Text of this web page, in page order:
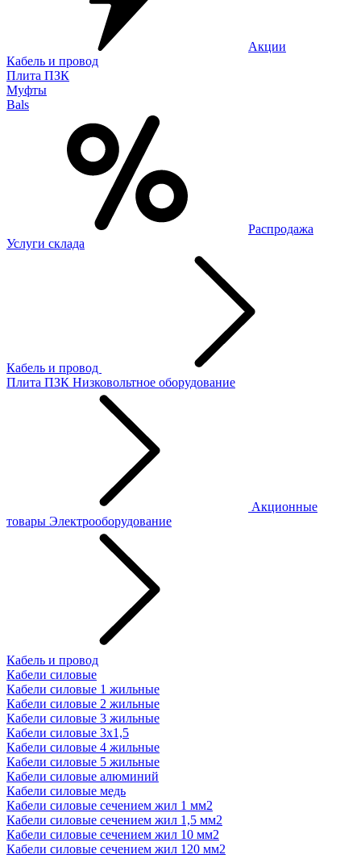
Акции
Кабель и провод
Плита ПЗК
Муфты
Bals
Распродажа
Услуги склада
Кабель и провод
Плита ПЗК Низковольтное оборудование
Акционные
товары Электрооборудование
Кабель и провод
Кабели силовые
Кабели силовые 1 жильные
Кабели силовые 2 жильные
Кабели силовые 3 жильные
Кабели силовые 3х1,5
Кабели силовые 4 жильные
Кабели силовые 5 жильные
Кабели силовые алюминий
Кабели силовые медь
Кабели силовые сечением жил 1 мм2
Кабели силовые сечением жил 1,5 мм2
Кабели силовые сечением жил 10 мм2
Кабели силовые сечением жил 120 мм2